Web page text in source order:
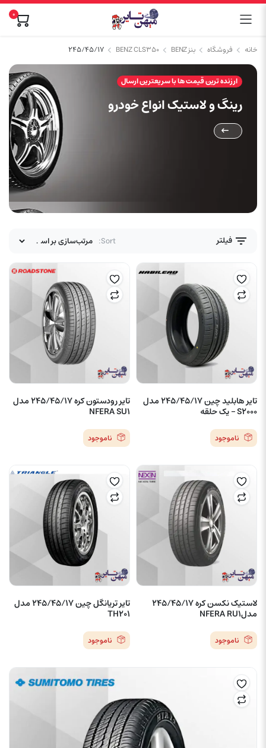
۰
خانه فروشگاه بنز BENZ BENZ CLS350 ۲۴۵/۴۵/۱۷
ارزنده ترین قیمت ها با سریعترین ارسال
رینگ و لاستیک انواع خودرو
فیلتر Sort:
تایر هابلید چین 245/45/17 مدل
S2000 – یک حلقه
ناموجود
تایر رودستون کره 245/45/17 مدل
NFERA SU1
ناموجود
لاستیک نکسن کره 245/45/17
مدلNFERA RU1
ناموجود
تایر تریانگل چین 245/45/17 مدل
TH201
ناموجود